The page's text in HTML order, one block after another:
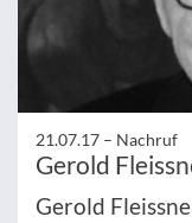
21.07.17 – Nachruf
Gerold
Gerold